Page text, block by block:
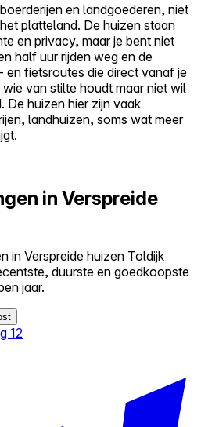
en landgoederen, niet
platteland. De huizen staan
en privacy, maar je bent niet
half uur rijden weg en de
fietsroutes die direct vanaf je
van stilte houdt maar niet wil
De huizen hier zijn vaak
landhuizen, soms wat meer
in Verspreide
in Verspreide huizen Toldijk
duurste en goedkoopste
jaar.